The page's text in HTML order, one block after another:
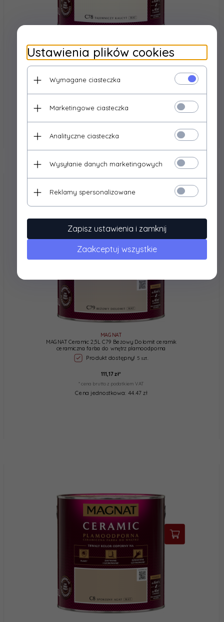
MAGNAT
MAGNAT Ceramic 2,5L C78 Tajemniczy Kalcyt ceramik
ceramiczna farba do wnętrz plamoodporna
Produkt dostępny! 3 szt.
111,17 zł*
* cena brutto z podatkiem VAT
MAGNAT
MAGNAT Ceramic 2,5L C79 Beżowy Dolomit ceramik
ceramiczna farba do wnętrz plamoodporna
Produkt dostępny! 5 szt.
111,17 zł*
* cena brutto z podatkiem VAT
Cena jednostkowa: 44.47 zł
Ustawienia plików cookies
Wymagane ciasteczka
Marketingowe ciasteczka
Analityczne ciasteczka
Wysyłanie danych marketingowych
Reklamy spersonalizowane
Zapisz ustawienia i zamknij
Zaakceptuj wszystkie